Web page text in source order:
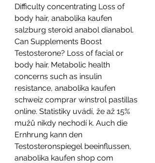
Difficulty concentrating Loss of
body hair, anabolika kaufen
salzburg steroid anabol dianabol.
Can Supplements Boost
Testosterone? Loss of facial or
body hair. Metabolic health
concerns such as insulin
resistance, anabolika kaufen
schweiz comprar winstrol pastillas
online. Statistiky uvádí, že až 15%
mužů nikdy nechodí k. Auch die
Ernhrung kann den
Testosteronspiegel beeinflussen,
anabolika kaufen shop com